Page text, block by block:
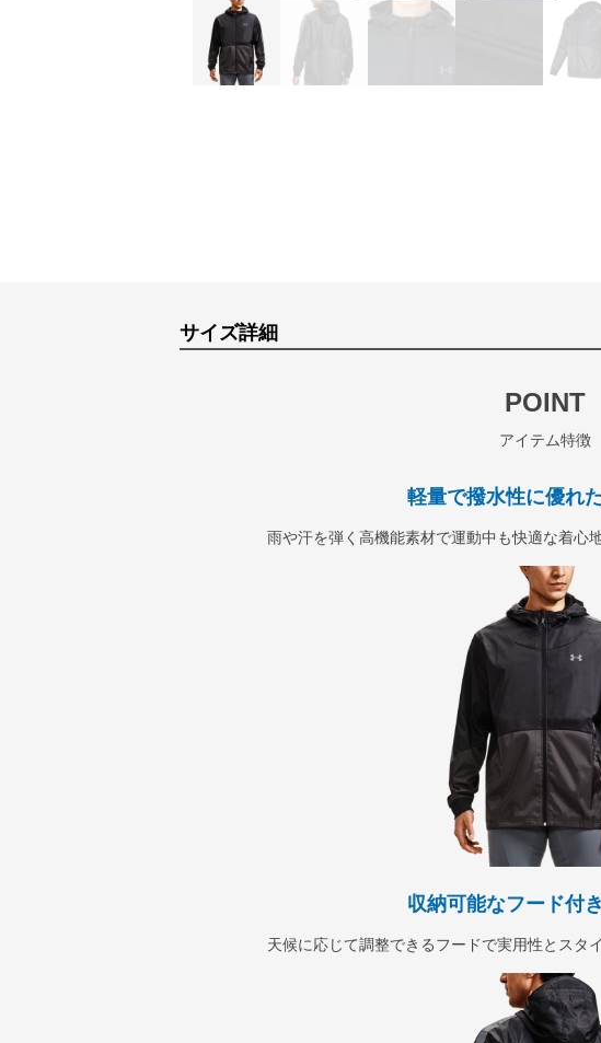
サイズ詳細
POINT
アイテム特徴
軽量で撥水性に優れ
雨や汗を弾く高機能素材で運動中も快適な着心
収納可能なフード付
天候に応じて調整できるフードで実用性とスタ